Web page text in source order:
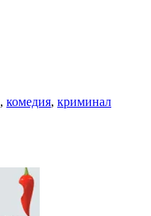
, комедия, криминал